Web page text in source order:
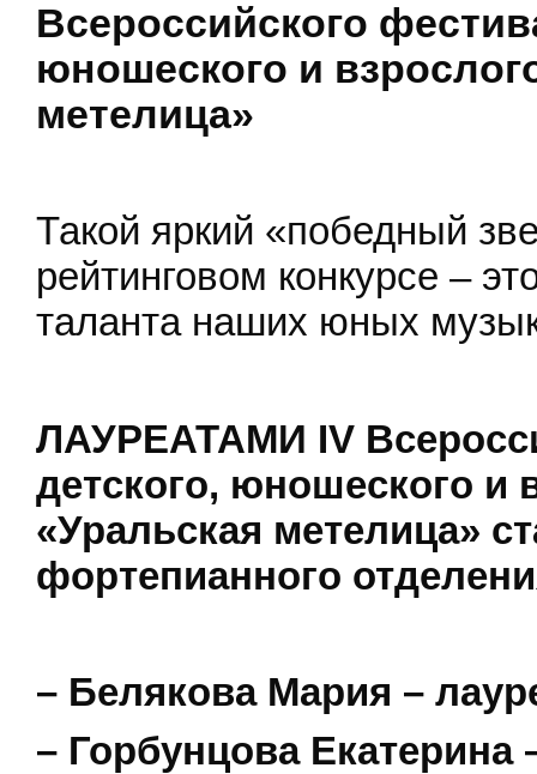
Всероссийского
юношеского и
метелица»
Такой яркий «победный
рейтинговом конкурсе –
таланта наших юных
ЛАУРЕАТАМИ IV
детского, юношеского и
«Уральская метелица»
фортепианного
– Белякова Мария –
– Горбунцова Екатерина